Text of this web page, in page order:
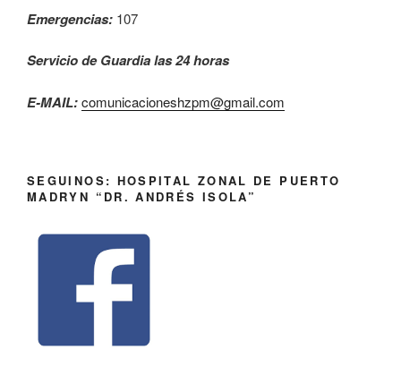
Emergencias: 107
Servicio de Guardia las 24 horas
E-MAIL:comunicacioneshzpm@gmail.com
SEGUINOS: HOSPITAL ZONAL DE PUERTO
MADRYN “DR. ANDRÉS ISOLA”